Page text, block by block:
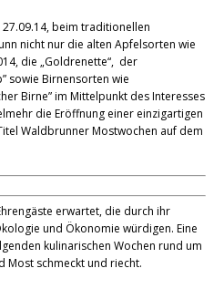
beim traditionellen
nicht nur die alten Apfelsorten wie
die „Goldrenette“, der
sowie Birnensorten wie
Birne” im Mittelpunkt des Interesses
die Eröffnung einer einzigartigen
Waldbrunner Mostwochen auf dem
erwartet, die durch ihr
und Ökonomie würdigen. Eine
kulinarischen Wochen rund um
Most schmeckt und riecht.